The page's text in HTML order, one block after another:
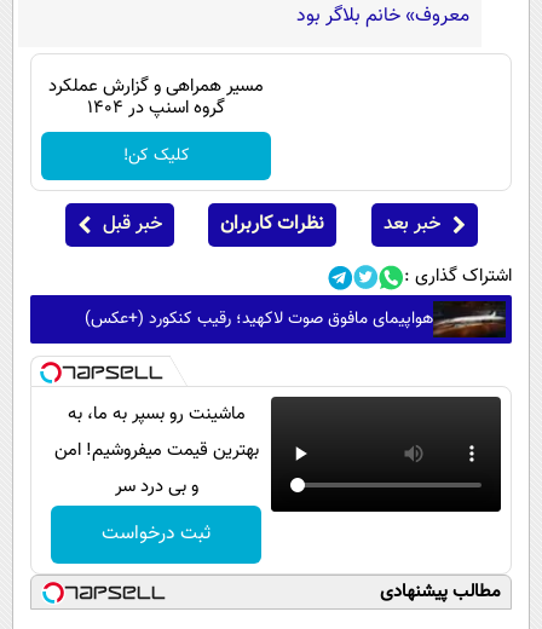
معروف» خانم بلاگر بود
مسیر همراهی و گزارش عملکرد
گروه اسنپ در ۱۴۰۴
کلیک کن!
خبر بعد نظرات کاربران خبر قبل
اشتراک گذاری :
هواپیمای مافوق صوت لاکهید؛ رقیب کنکورد (+عکس)
ماشینت رو بسپر به ما، به
بهترین قیمت میفروشیم! امن
و بی درد سر
ثبت درخواست
مطالب پیشنهادی